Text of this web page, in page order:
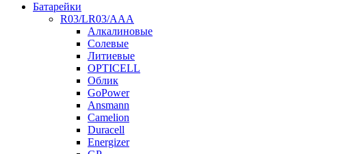
Батарейки
R03/LR03/AAA
Алкалиновые
Солевые
Литиевые
OPTICELL
Облик
GoPower
Ansmann
Camelion
Duracell
Energizer